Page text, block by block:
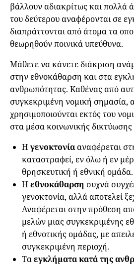
βάλλουν αδιακρίτως και πολλά
του δεύτερου αναφέρονται σε
διαπράττονται από άτομα τα
θεωρηθούν ποινικά υπεύθυνα.
Μάθετε να κάνετε διάκριση
στην εθνοκάθαρση και στα
ανθρωπότητας. Καθένας από
συγκεκριμένη νομική σημασία,
χρησιμοποιούνται εκτός του
στα μέσα κοινωνικής δικτύωσης
Ηγενοκτονίααναφέρεται
καταστραφεί, εν όλω ή εν
θρησκευτική ή εθνική ομάδα.
Η εθνοκάθαρση συχνά
γενοκτονία, αλλά αποτελεί
Αναφέρεται στην πρόθεση
μελών μιας συγκεκριμένης
ή εθνοτικής ομάδας, με
συγκεκριμένη περιοχή.
Ταεγκλήματα κατά της